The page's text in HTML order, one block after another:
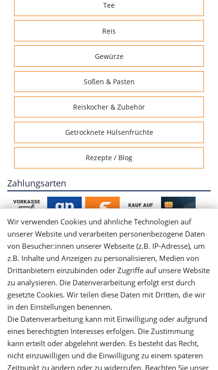
Tee
Reis
Gewürze
Soßen & Pasten
Reiskocher & Zubehör
Getrocknete Hülsenfrüchte
Rezepte / Blog
Zahlungsarten
Mein Konto
Login
Registrieren
Versandinformationen
Let's stay connected
Wir verwenden Cookies und ähnliche Technologien auf
unserer Website und verarbeiten personenbezogene Daten
von Besucher:innen unserer Webseite (z.B. IP-Adresse), um
z.B. Inhalte und Anzeigen zu personalisieren, Medien von
Drittanbietern einzubinden oder Zugriffe auf unsere Website
zu analysieren. Die Datenverarbeitung erfolgt erst durch
gesetzte Cookies. Wir teilen diese Daten mit Dritten, die wir
in den Einstellungen benennen.
Die Datenverarbeitung kann mit Einwilligung oder aufgrund
eines berechtigten Interesses erfolgen. Die Zustimmung
kann erteilt oder abgelehnt werden. Es besteht das Recht,
nicht einzuwilligen und die Einwilligung zu einem späteren
Zeitpunkt zu ändern oder zu widerrufen. Beachten Sie unser